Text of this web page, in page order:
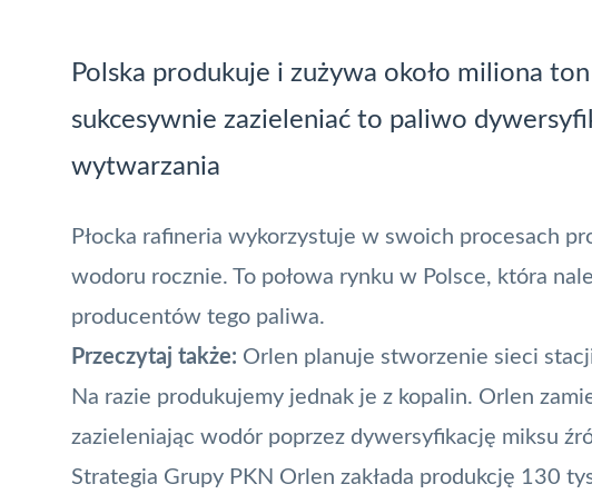
Polska produkuje i zużywa około miliona
sukcesywnie zazieleniać to paliwo
wytwarzania
Płocka rafineria wykorzystuje w swoich procesach
wodoru rocznie. To połowa rynku w Polsce, która
producentów tego paliwa.
Przeczytaj także: Orlen planuje stworzenie sieci
Na razie produkujemy jednak je z kopalin. Orlen
zazieleniając wodór poprzez dywersyfikację miksu
Strategia Grupy PKN Orlen zakłada produkcję 130